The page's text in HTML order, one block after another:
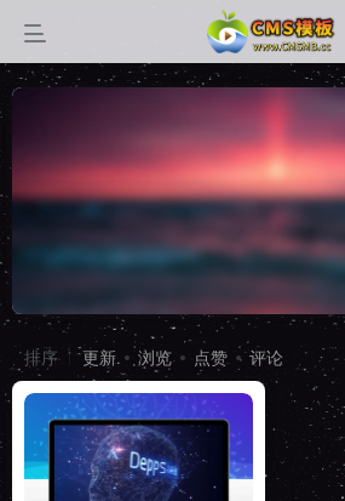
排序 更新 浏览 点赞 评论